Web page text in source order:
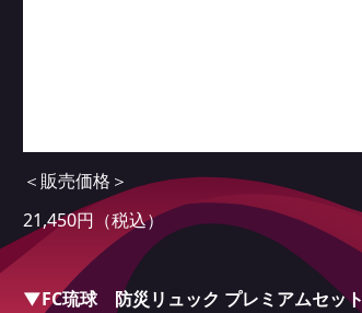
＜販売価格＞
21,450円（税込）
▼FC琉球 防災リュック プレミアムセット